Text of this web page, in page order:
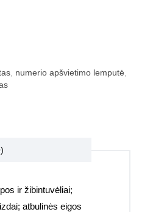
numerio apšvietimo lemputė
ir žibintuvėliai;
atbulinės eigos